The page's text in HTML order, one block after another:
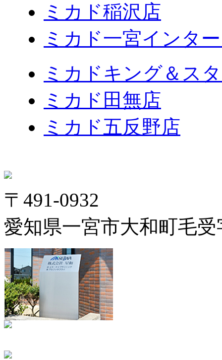
ミカド稲沢店
ミカド一宮インタ
ミカドキング＆ス
ミカド田無店
ミカド五反野店
〒491-0932
愛知県一宮市大和町毛受